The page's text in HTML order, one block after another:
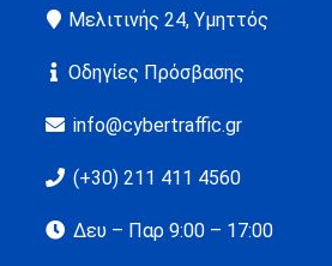
Μελιτινής 24, Υμηττός
Οδηγίες Πρόσβασης
info@cybertraffic.gr
(+30) 211 411 4560
Δευ – Παρ 9:00 – 17:00